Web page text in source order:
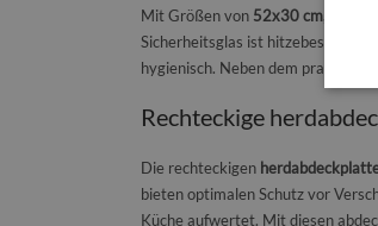
Mit Größen von 52x30 cm,
Sicherheitsglas ist
hygienisch. Neben dem
Rechteckige
Die rechteckigen
bieten optimalen Schutz vor
Küche aufwertet. Mit diesen